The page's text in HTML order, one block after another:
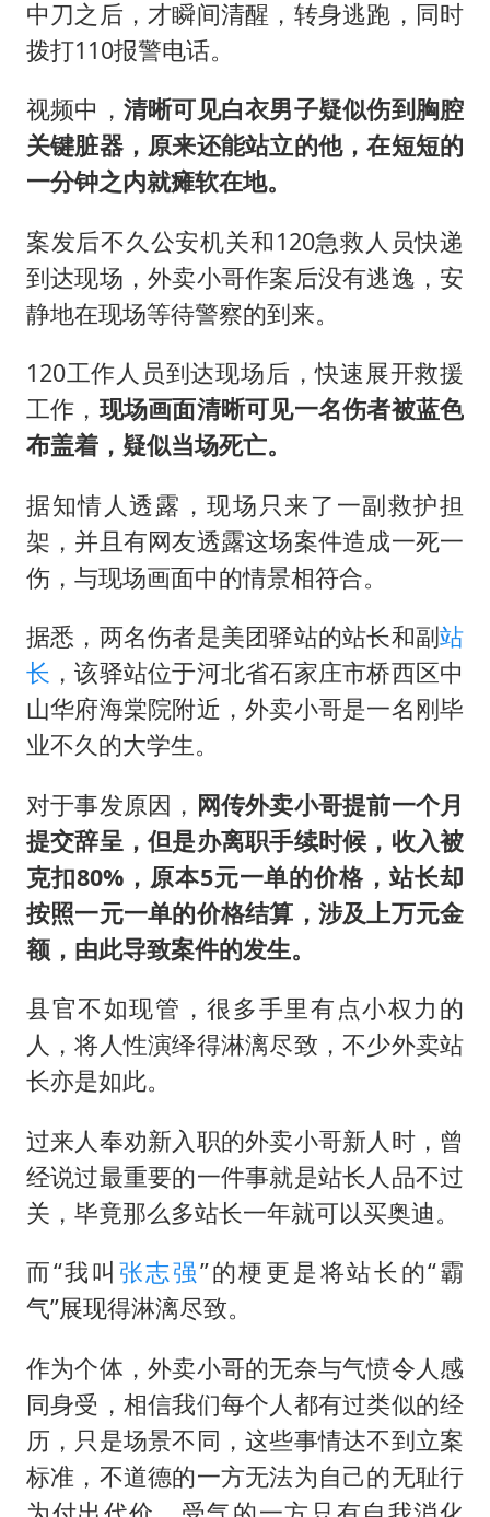
中刀之后，才瞬间清醒，转身逃跑，同时
拨打110报警电话。
视频中， 清晰可见白衣男子疑似伤到胸腔
关键脏器，原来还能站立的他，在短短的
一分钟之内就瘫软在地。
案发后不久公安机关和120急救人员快递
到达现场，外卖小哥作案后没有逃逸，安
静地在现场等待警察的到来。
120工作人员到达现场后，快速展开救援
工作，现场画面清晰可见一名伤者被蓝色
布盖着，疑似当场死亡。
据知情人透露，现场只来了一副救护担
架，并且有网友透露这场案件造成一死一
伤，与现场画面中的情景相符合。
据悉，两名伤者是美团驿站的站长和副站
长 ，该驿站位于河北省石家庄市桥西区中
山华府海棠院附近，外卖小哥是一名刚毕
业不久的大学生。
对于事发原因， 网传外卖小哥提前一个月
提交辞呈，但是办离职手续时候，收入被
克扣80%，原本5元一单的价格，站长却
按照一元一单的价格结算，涉及上万元金
额，由此导致案件的发生。
县官不如现管，很多手里有点小权力的
人，将人性演绎得淋漓尽致，不少外卖站
长亦是如此。
过来人奉劝新入职的外卖小哥新人时，曾
经说过最重要的一件事就是站长人品不过
关，毕竟那么多站长一年就可以买奥迪。
而“我叫 张志强”的梗更是将站长的“霸
气”展现得淋漓尽致。
作为个体，外卖小哥的无奈与气愤令人感
同身受，相信我们每个人都有过类似的经
历，只是场景不同，这些事情达不到立案
标准，不道德的一方无法为自己的无耻行